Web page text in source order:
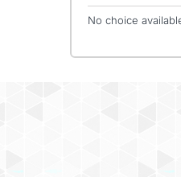
No choice